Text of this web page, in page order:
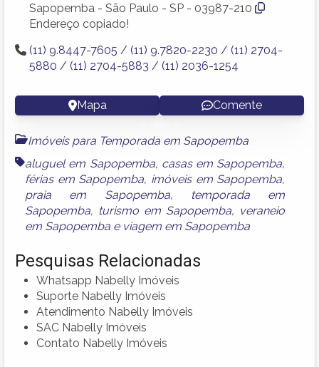
Sapopemba - São Paulo - SP - 03987-210
Endereço copiado!
(11) 9.8447-7605 / (11) 9.7820-2230 / (11) 2704-
5880 / (11) 2704-5883 / (11) 2036-1254
Mapa Comente
Imóveis para Temporada em Sapopemba
aluguel em Sapopemba, casas em Sapopemba,
férias em Sapopemba, imóveis em Sapopemba,
praia em Sapopemba,
temporada em
Sapopemba, turismo em Sapopemba, veraneio
em Sapopemba e viagem em Sapopemba
Pesquisas Relacionadas
Whatsapp Nabelly Imóveis
Suporte Nabelly Imóveis
Atendimento Nabelly Imóveis
SAC Nabelly Imóveis
Contato Nabelly Imóveis